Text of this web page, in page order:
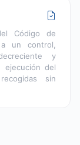
Código de
un control,
y
ejecución del
sin